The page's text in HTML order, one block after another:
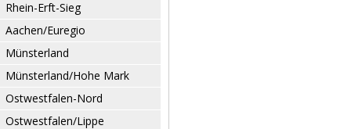
Rhein-Erft-Sieg
Aachen/Euregio
Münsterland
Münsterland/Hohe Mark
Ostwestfalen-Nord
Ostwestfalen/Lippe